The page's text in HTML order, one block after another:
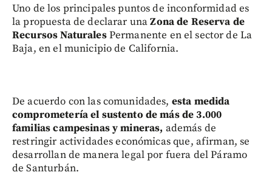
Uno de los principales puntos de inconformidad es
la propuesta de declarar unaZona de Reserva de
Recursos NaturalesPermanente en el sector de La
Baja, en el municipio de California.
De acuerdo con las comunidades, esta medida
comprometería el sustento de más de 3.000
familias campesinas y mineras, además de
restringir actividades económicas que, afirman, se
desarrollan de manera legal por fuera del Páramo
de Santurbán.